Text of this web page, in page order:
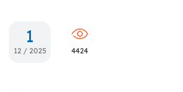
1
12 / 2025 4424